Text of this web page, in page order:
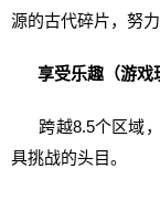
源的古代碎片，努
享受乐趣（游戏
跨越8.5个区域，
具挑战的头目。